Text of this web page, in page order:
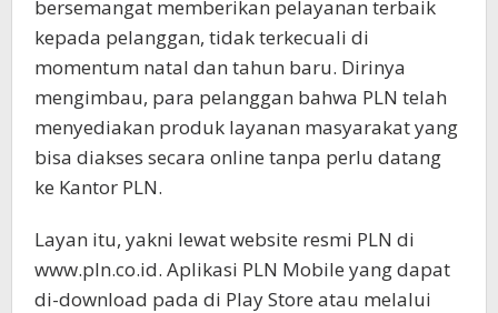
bersemangat memberikan pelayanan terbaik
kepada pelanggan, tidak terkecuali di
momentum natal dan tahun baru. Dirinya
mengimbau, para pelanggan bahwa PLN telah
menyediakan produk layanan masyarakat yang
bisa diakses secara online tanpa perlu datang
ke Kantor PLN.
Layan itu, yakni lewat website resmi PLN di
www.pln.co.id. Aplikasi PLN Mobile yang dapat
di-download pada di Play Store atau melalui